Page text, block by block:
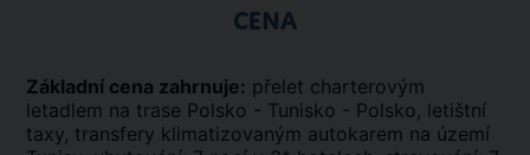
CENA
Základní cena zahrnuje: přelet charterovým
letadlem na trase Polsko - Tunisko - Polsko, letištní
taxy, transfery klimatizovaným autokarem na území